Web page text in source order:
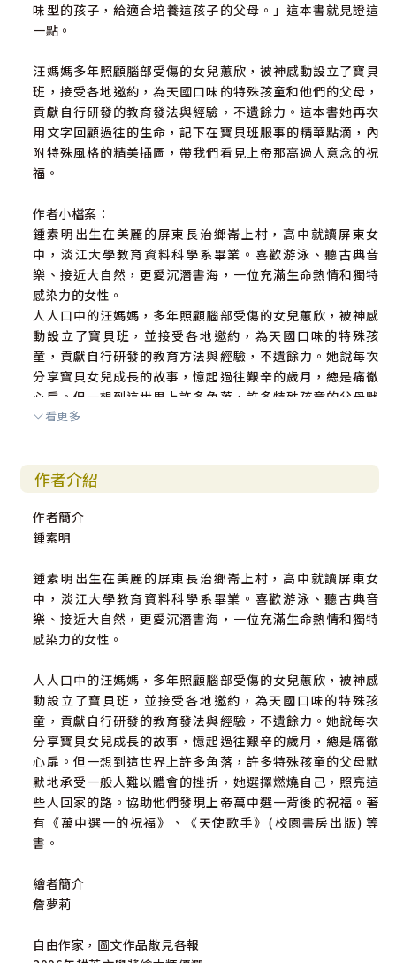
味型的孩子，給適合培養這孩子的父母。」這本書就見證這
一點。
汪媽媽多年照顧腦部受傷的女兒蕙欣，被神感動設立了寶貝
班，接受各地邀約，為天國口味的特殊孩童和他們的父母，
貢獻自行研發的教育發法與經驗，不遺餘力。這本書她再次
用文字回顧過往的生命，記下在寶貝班服事的精華點滴，內
附特殊風格的精美插圖，帶我們看見上帝那高過人意念的祝
福。
作者小檔案：
鍾素明出生在美麗的屏東長治鄉崙上村，高中就讀屏東女
中，淡江大學教育資料科學系畢業。喜歡游泳、聽古典音
樂、接近大自然，更愛沉潛書海，一位充滿生命熱情和獨特
感染力的女性。
人人口中的汪媽媽，多年照顧腦部受傷的女兒蕙欣，被神感
動設立了寶貝班，並接受各地邀約，為天國口味的特殊孩
童，貢獻自行研發的教育方法與經驗，不遺餘力。她說每次
分享寶貝女兒成長的故事，憶起過往艱辛的歲月，總是痛徹
心扉。但一想到這世界上許多角落，許多特殊孩童的父母默
默地承受一般人難以體會的挫折，她選擇燃燒自己，照亮這
書。
看更多
作者介紹
作者簡介
鍾素明
鍾素明出生在美麗的屏東長治鄉崙上村，高中就讀屏東女
中，淡江大學教育資料科學系畢業。喜歡游泳、聽古典音
樂、接近大自然，更愛沉潛書海，一位充滿生命熱情和獨特
感染力的女性。
人人口中的汪媽媽，多年照顧腦部受傷的女兒蕙欣，被神感
動設立了寶貝班，並接受各地邀約，為天國口味的特殊孩
童，貢獻自行研發的教育發法與經驗，不遺餘力。她說每次
分享寶貝女兒成長的故事，憶起過往艱辛的歲月，總是痛徹
心扉。但一想到這世界上許多角落，許多特殊孩童的父母默
默地承受一般人難以體會的挫折，她選擇燃燒自己，照亮這
些人回家的路。協助他們發現上帝萬中選一背後的祝福。著
有《萬中選一的祝福》、《天使歌手》(校園書房出版) 等
書。
繪者簡介
詹夢莉
自由作家，圖文作品散見各報